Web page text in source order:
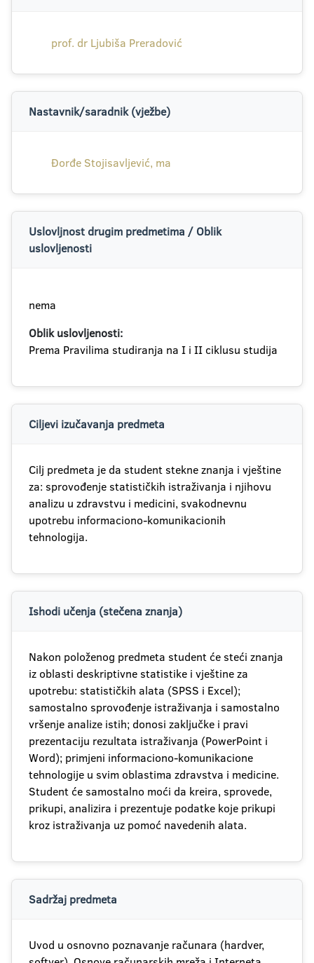
prof. dr Ljubiša Preradović
Nastavnik/saradnik (vježbe)
Đorđe Stojisavljević, ma
Uslovljnost drugim predmetima / Oblik
uslovljenosti
nema
Oblik uslovljenosti:
Prema Pravilima studiranja na I i II ciklusu studija
Ciljevi izučavanja predmeta
Cilj predmeta je da student stekne znanja i vještine
za: sprovođenje statističkih istraživanja i njihovu
analizu u zdravstvu i medicini, svakodnevnu
upotrebu informaciono-komunikacionih
tehnologija.
Ishodi učenja (stečena znanja)
Nakon položenog predmeta student će steći znanja
iz oblasti deskriptivne statistike i vještine za
upotrebu: statističkih alata (SPSS i Excel);
samostalno sprovođenje istraživanja i samostalno
vršenje analize istih; donosi zaključke i pravi
prezentaciju rezultata istraživanja (PowerPoint i
Word); primjeni informaciono-komunikacione
tehnologije u svim oblastima zdravstva i medicine.
Student će samostalno moći da kreira, sprovede,
prikupi, analizira i prezentuje podatke koje prikupi
kroz istraživanja uz pomoć navedenih alata.
Sadržaj predmeta
Uvod u osnovno poznavanje računara (hardver,